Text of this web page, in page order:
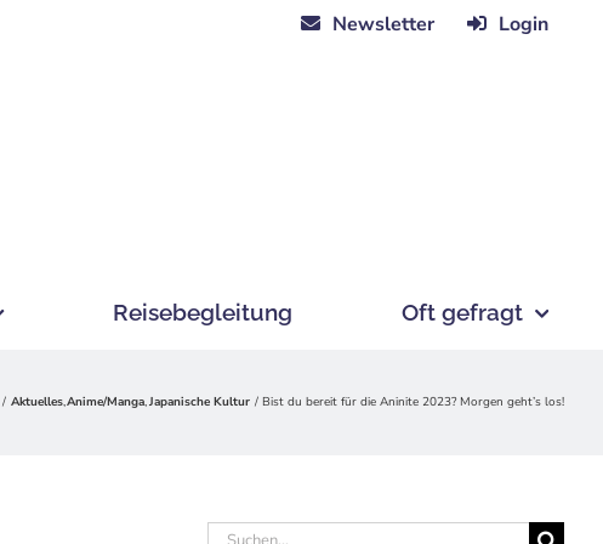
Newsletter Login
Reisebegleitung Oft gefragt
Aktuelles Anime/Manga Japanische Kultur Bist du bereit für die Aninite 2023? Morgen geht’s los!
Suche